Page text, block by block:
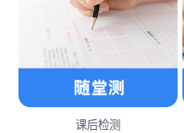
课后检测